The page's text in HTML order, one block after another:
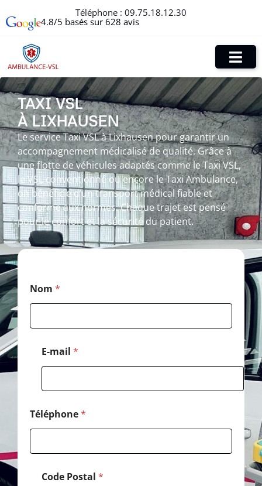
Téléphone : 09.75.18.12.30
4.8/5 basés sur 628 avis
TAXI VSL
À LIXHAUSEN
Le service Taxi VSL à Lixhausen pour garantir un
accompagnement médicalisé de qualité. Grâce à
une flotte de véhicules adaptés comme le Taxi VSL,
le VSL conventionné ou encore le Taxi Ambulance,
on bénéficie d’un transport médical fiable et
conforme aux normes. Chaque trajet est pensé
pour le confort et la sécurité du patient.
Nom *
E-mail *
Téléphone*
M
e
a
g
e
*
*
Code Postal *